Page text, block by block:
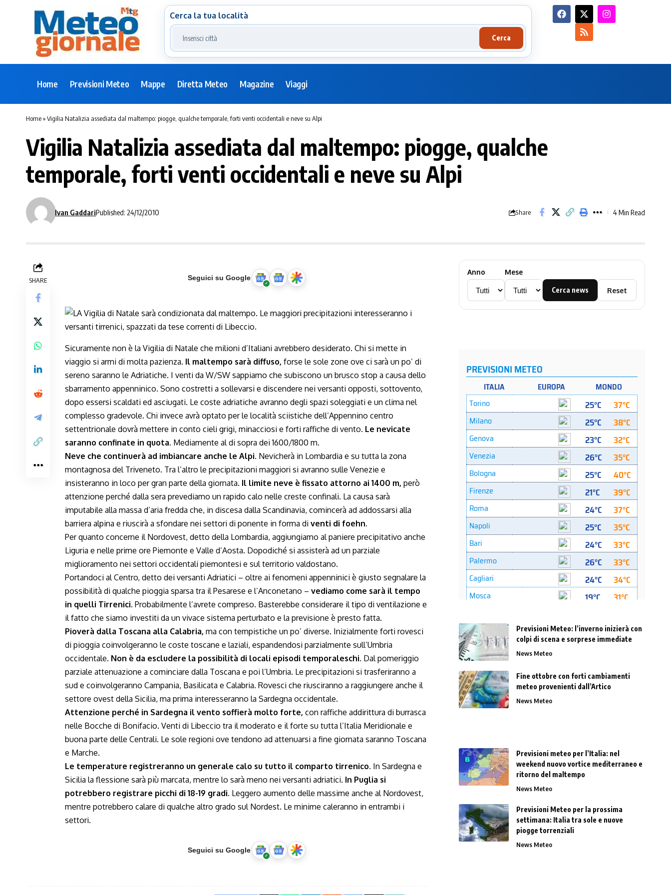
Cerca la tua località
Cerca
Home Previsioni Meteo Mappe Diretta Meteo Magazine Viaggi
Home»Vigilia Natalizia assediata dal maltempo: piogge, qualche temporale, forti venti occidentali e neve su Alpi
Vigilia Natalizia assediata dal maltempo: piogge, qualche
temporale, forti venti occidentali e neve su Alpi
Ivan GaddariPublished: 24/12/2010 Share 4 Min Read
SHARE Seguici su Google
Sicuramente non è la Vigilia di Natale che milioni d’Italiani avrebbero desiderato. Chi si mette in
viaggio si armi di molta pazienza. Il maltempo sarà diffuso, forse le sole zone ove ci sarà un po’ di
sereno saranno le Adriatiche. I venti da W/SW sappiamo che subiscono un brusco stop a causa dello
sbarramento appenninico. Sono costretti a sollevarsi e discendere nei versanti opposti, sottovento,
dopo essersi scaldati ed asciugati. Le coste adriatiche avranno degli spazi soleggiati e un clima nel
complesso gradevole. Chi invece avrà optato per le località sciistiche dell’Appennino centro
settentrionale dovrà mettere in conto cieli grigi, minacciosi e forti raffiche di vento. Le nevicate
saranno confinate in quota. Mediamente al di sopra dei 1600/1800 m.
Neve che continuerà ad imbiancare anche le Alpi. Nevicherà in Lombardia e su tutta la zona
montagnosa del Triveneto. Tra l’altro le precipitazioni maggiori si avranno sulle Venezie e
insisteranno in loco per gran parte della giornata. Il limite neve è fissato attorno ai 1400 m, però
attenzione perché dalla sera prevediamo un rapido calo nelle creste confinali. La causa sarà
imputabile alla massa d’aria fredda che, in discesa dalla Scandinavia, comincerà ad addossarsi alla
barriera alpina e riuscirà a sfondare nei settori di ponente in forma di venti di foehn.
Per quanto concerne il Nordovest, detto della Lombardia, aggiungiamo al paniere precipitativo anche
Liguria e nelle prime ore Piemonte e Valle d’Aosta. Dopodiché si assisterà ad un parziale
miglioramento nei settori occidentali piemontesi e sul territorio valdostano.
Portandoci al Centro, detto dei versanti Adriatici – oltre ai fenomeni appenninici è giusto segnalare la
possibilità di qualche pioggia sparsa tra il Pesarese e l’Anconetano – vediamo come sarà il tempo
in quelli Tirrenici. Probabilmente l’avrete compreso. Basterebbe considerare il tipo di ventilazione e
il fatto che siamo investiti da un vivace sistema perturbato e la previsione è presto fatta.
Pioverà dalla Toscana alla Calabria, ma con tempistiche un po’ diverse. Inizialmente forti rovesci
di pioggia coinvolgeranno le coste toscane e laziali, espandendosi parzialmente sull’Umbria
occidentale. Non è da escludere la possibilità di locali episodi temporaleschi. Dal pomeriggio
parziale attenuazione a cominciare dalla Toscana e poi l’Umbria. Le precipitazioni si trasferiranno a
sud e coinvolgeranno Campania, Basilicata e Calabria. Rovesci che riusciranno a raggiungere anche il
settore ovest della Sicilia, ma prima interesseranno la Sardegna occidentale.
Attenzione perché in Sardegna il vento soffierà molto forte, con raffiche addirittura di burrasca
nelle Bocche di Bonifacio. Venti di Libeccio tra il moderato e il forte su tutta l’Italia Meridionale e
buona parte delle Centrali. Le sole regioni ove tendono ad attenuarsi a fine giornata saranno Toscana
e Marche.
Le temperature registreranno un generale calo su tutto il comparto tirrenico. In Sardegna e
Sicilia la flessione sarà più marcata, mentre lo sarà meno nei versanti adriatici. In Puglia si
potrebbero registrare picchi di 18-19 gradi. Leggero aumento delle massime anche al Nordovest,
mentre potrebbero calare di qualche altro grado sul Nordest. Le minime caleranno in entrambi i
settori.
Seguici su Google
Anno Mese
Cerca news Reset
Previsioni Meteo: l’inverno inizierà con
colpi di scena e sorprese immediate
News Meteo
Fine ottobre con forti cambiamenti
meteo provenienti dall’Artico
News Meteo
Previsioni meteo per l’Italia: nel
weekend nuovo vortice mediterraneo e
ritorno del maltempo
News Meteo
Previsioni Meteo per la prossima
settimana: Italia tra sole e nuove
piogge torrenziali
News Meteo